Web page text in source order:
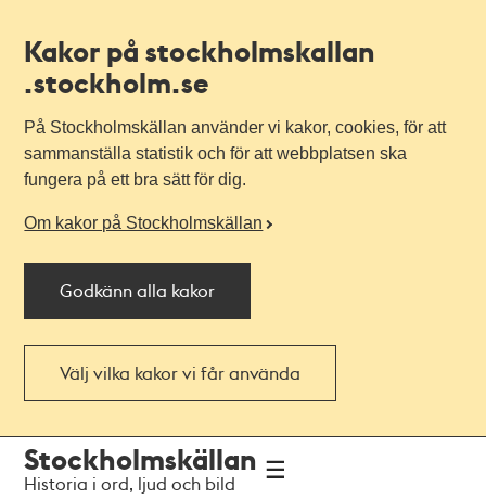
Kakor på stockholmskallan
.stockholm.se
På Stockholmskällan använder vi kakor, cookies, för att
sammanställa statistik och för att webbplatsen ska
fungera på ett bra sätt för dig.
Om kakor på Stockholmskällan
Godkänn alla kakor
Välj vilka kakor vi får använda
navigationen
huvudinnehållet
Stockholmskällan
Historia i ord, ljud och bild